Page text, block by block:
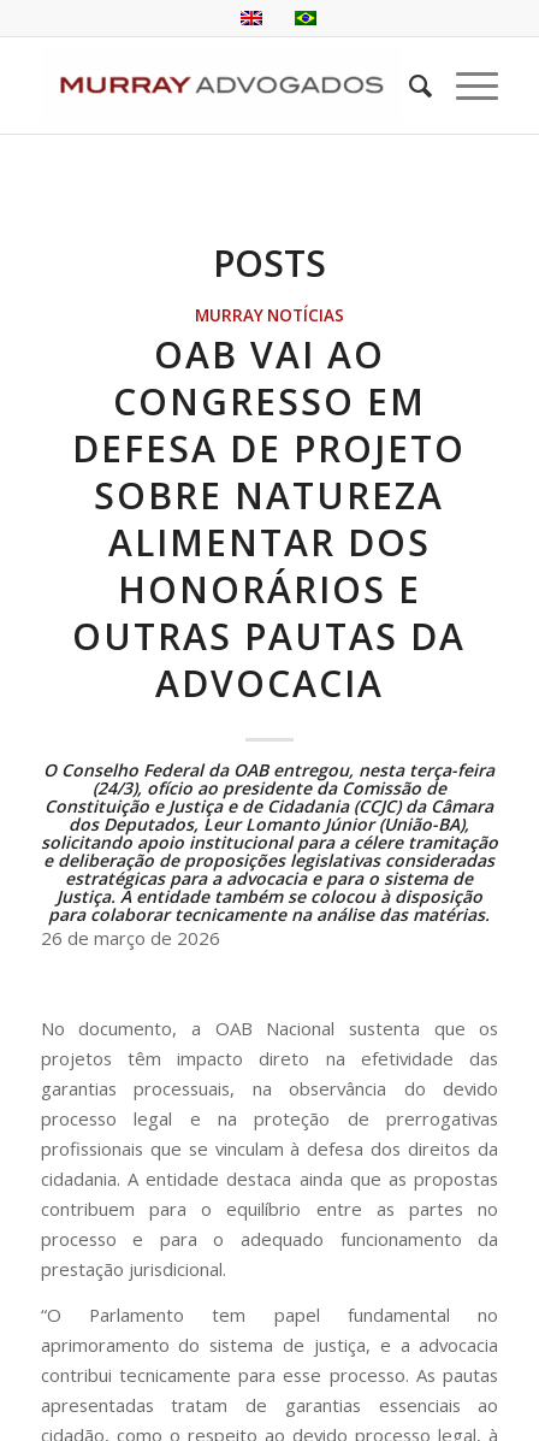
POSTS
MURRAY NOTÍCIAS
OAB VAI AO
CONGRESSO EM
DEFESA DE PROJETO
SOBRE NATUREZA
ALIMENTAR DOS
HONORÁRIOS E
OUTRAS PAUTAS DA
ADVOCACIA
O Conselho Federal da OAB entregou, nesta terça-feira
(24/3), ofício ao presidente da Comissão de
Constituição e Justiça e de Cidadania (CCJC) da Câmara
dos Deputados, Leur Lomanto Júnior (União-BA),
solicitando apoio institucional para a célere tramitação
e deliberação de proposições legislativas consideradas
estratégicas para a advocacia e para o sistema de
Justiça. A entidade também se colocou à disposição
para colaborar tecnicamente na análise das matérias.
26 de março de 2026
No documento, a OAB Nacional sustenta que os
projetos têm impacto direto na efetividade das
garantias processuais, na observância do devido
processo legal e na proteção de prerrogativas
profissionais que se vinculam à defesa dos direitos da
cidadania. A entidade destaca ainda que as propostas
contribuem para o equilíbrio entre as partes no
processo e para o adequado funcionamento da
prestação jurisdicional.
“O Parlamento tem papel fundamental no
aprimoramento do sistema de justiça, e a advocacia
contribui tecnicamente para esse processo. As pautas
apresentadas tratam de garantias essenciais ao
cidadão, como o respeito ao devido processo legal, à